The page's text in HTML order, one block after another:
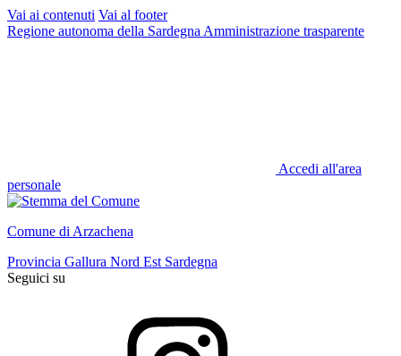
Vai ai contenuti Vai al footer
Regione autonoma della Sardegna Amministrazione trasparente
Accedi all'area
personale
Comune di Arzachena
Provincia Gallura Nord Est Sardegna
Seguici su